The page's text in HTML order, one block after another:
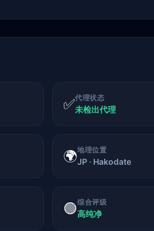
✅代理状态
未检出代理
🌍地理位置
JP · Hakodate
🟢综合评级
高纯净